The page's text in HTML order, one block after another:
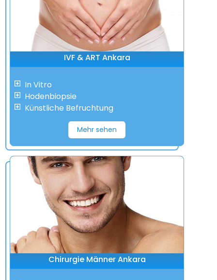
IVF & ART Ankara
In Vitro
Hodenbiopsie
Künstliche Befruchtung
Mehr sehen
Chirurgie Männer Ankara